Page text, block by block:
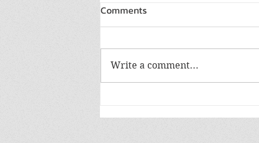
บรอดแบนด์ร่วมกับT3
Comments
Write a comment...